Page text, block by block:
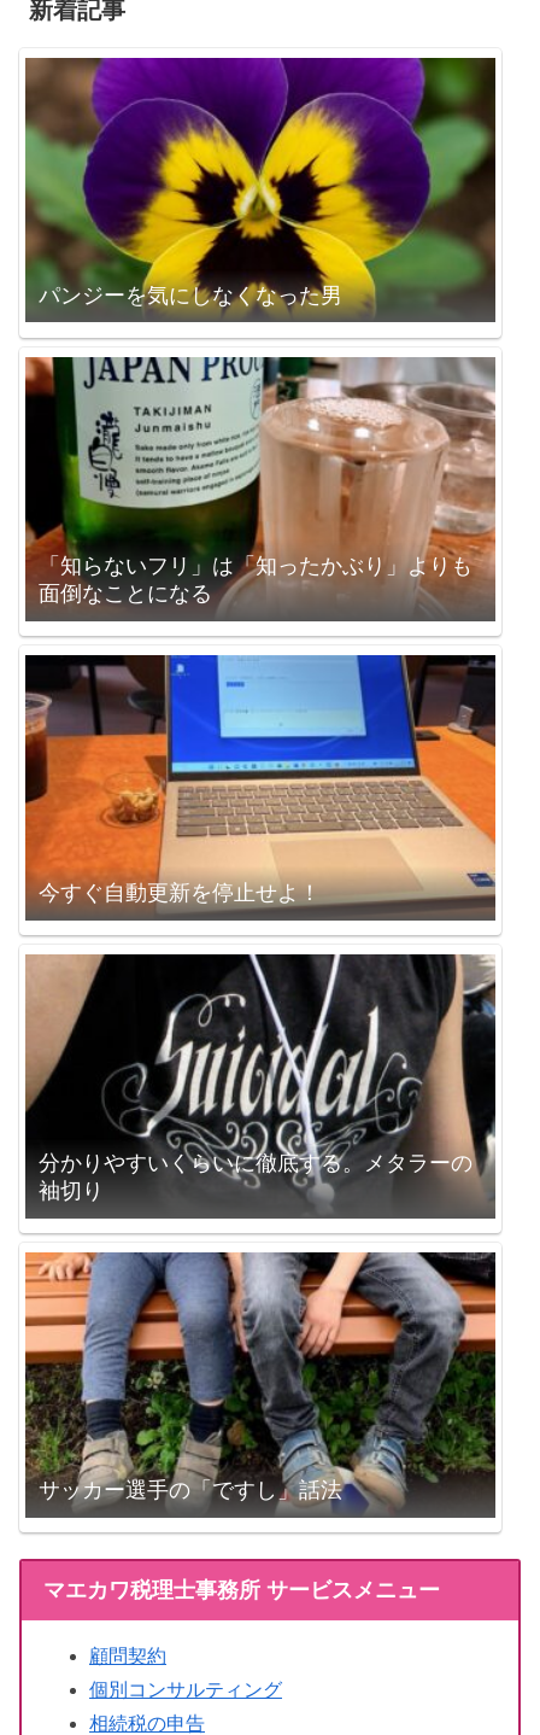
新着記事
パンジーを気にしなくなった男
「知らないフリ」は「知ったかぶり」よりも
面倒なことになる
今すぐ自動更新を停止せよ！
分かりやすいくらいに徹底する。メタラーの
袖切り
サッカー選手の「ですし」話法
マエカワ税理士事務所 サービスメニュー
顧問契約
個別コンサルティング
相続税の申告